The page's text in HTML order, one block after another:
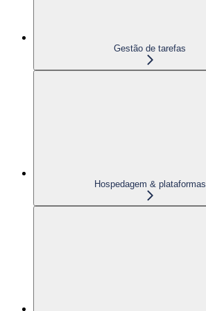
Gestão de tarefas
Hospedagem & plataformas